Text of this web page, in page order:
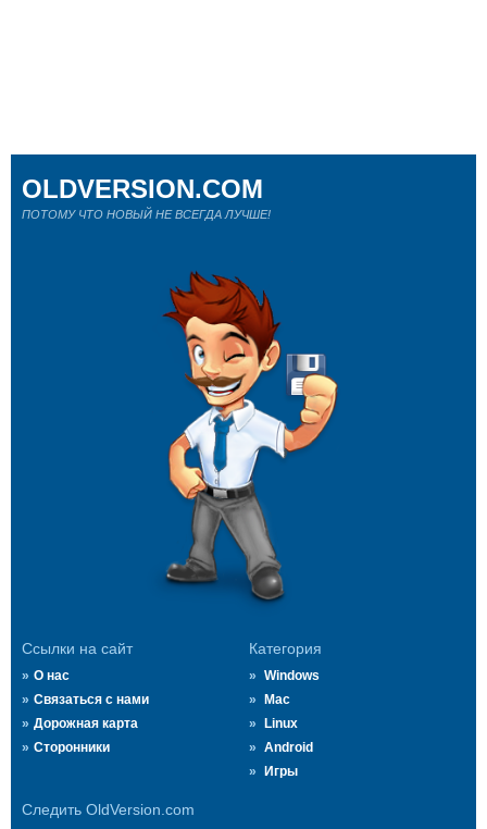
Ссылки на сайт
О нас
Связаться с нами
Дорожная карта
Сторонники
Категория
Windows
Mac
Linux
Android
Игры
Следить OldVersion.com
OLDVERSION.COM
ПОТОМУ ЧТО НОВЫЙ НЕ ВСЕГДА ЛУЧШЕ!